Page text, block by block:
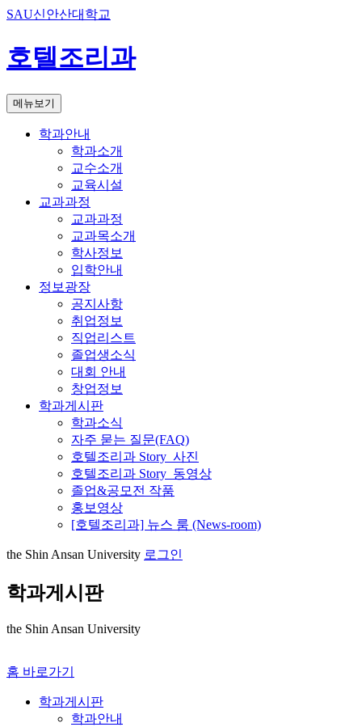
SAU신안산대학교
호텔조리과
메뉴보기
학과안내
학과소개
교수소개
교육시설
교과과정
교과과정
교과목소개
학사정보
입학안내
정보광장
공지사항
취업정보
직업리스트
졸업생소식
대회 안내
창업정보
학과게시판
학과소식
자주 묻는 질문(FAQ)
호텔조리과 Story_사진
호텔조리과 Story_동영상
졸업&공모전 작품
홍보영상
[호텔조리과] 뉴스 룸 (News-room)
the Shin Ansan University 로그인
학과게시판
the Shin Ansan University
홈 바로가기
학과게시판
학과안내